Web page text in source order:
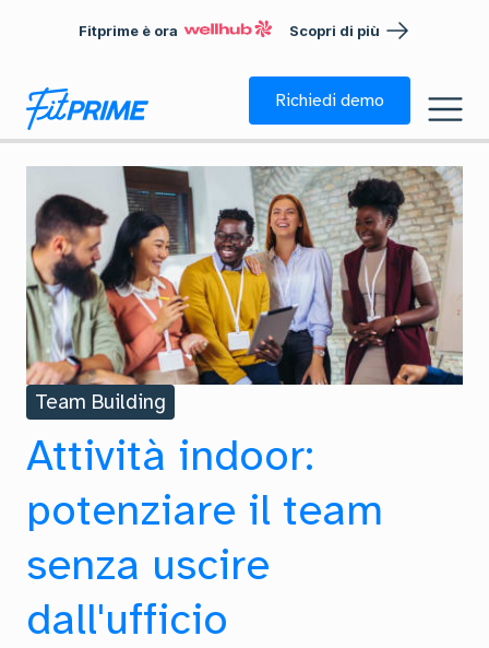
Fitprime è ora Scopri di più
Richiedi demo
Team Building
Attività indoor:
potenziare il team
senza uscire
dall'ufficio